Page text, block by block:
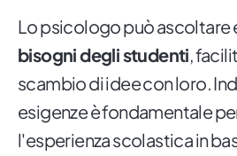
Lo psicologo può ascoltare
bisogni degli studenti,
scambio di idee con loro.
esigenze è fondamentale
l'esperienza scolastica in